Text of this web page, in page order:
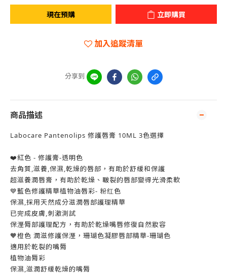
現在預購 立即購買
加入追蹤清單
分享到
商品描述
Labocare Pantenolips 修護唇膏 10ML 3色選擇
❤️紅色 - 修護膏-透明色
去角質,滋養,保濕,乾燥的唇部，有助於舒緩和保護
超滋養潤唇膏，有助於乾燥、皸裂的唇部變得光滑柔軟
💙藍色修護精華植物油唇彩- 粉红色
保濕,採用天然成分滋潤唇部護理精華
已完成皮膚,刺激測試
保溼脣部護理配方，有助於乾燥嘴唇修復自然妝容
🧡橙色 潤滋修護保溼，珊瑚色凝膠唇部精華-珊瑚色
適用於乾裂的嘴脣
植物油脣彩
保濕,滋潤舒緩乾燥的嘴脣